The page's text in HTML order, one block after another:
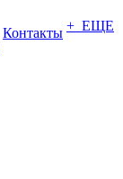
Контакты + ЕЩЕ